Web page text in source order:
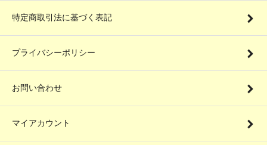
特定商取引法に基づく表記
プライバシーポリシー
お問い合わせ
マイアカウント